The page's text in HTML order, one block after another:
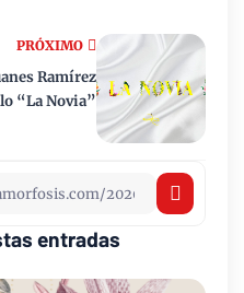
PRÓXIMO
Ramírez
“La Novia”
entradas